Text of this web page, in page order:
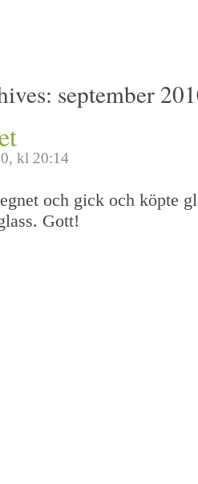
september
kl 20:14
och gick och köpte
Gott!